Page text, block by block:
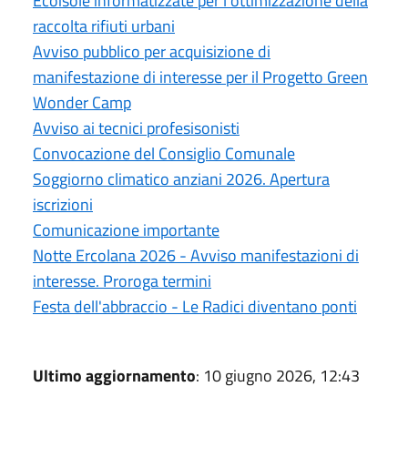
raccolta rifiuti urbani
Avviso pubblico per acquisizione di
manifestazione di interesse per il Progetto Green
Wonder Camp
Avviso ai tecnici profesisonisti
Convocazione del Consiglio Comunale
Soggiorno climatico anziani 2026. Apertura
iscrizioni
Comunicazione importante
Notte Ercolana 2026 - Avviso manifestazioni di
interesse. Proroga termini
Festa dell'abbraccio - Le Radici diventano ponti
Ultimo aggiornamento: 10 giugno 2026, 12:43